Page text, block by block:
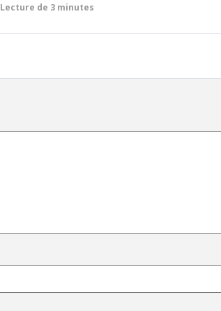
Lecture de 3 minutes